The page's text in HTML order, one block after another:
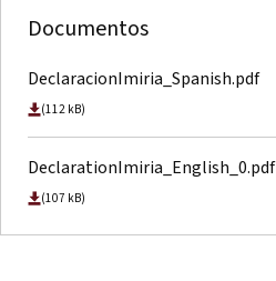
Documentos
DeclaracionImiria_Spanish.pdf
(112 kB)
DeclarationImiria_English_0.pdf
(107 kB)